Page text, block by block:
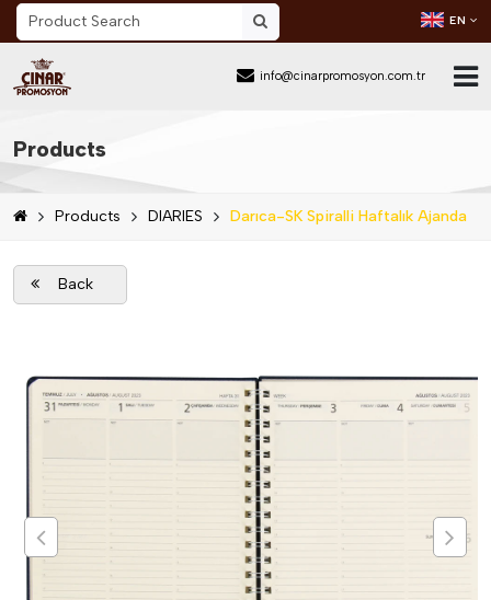
info@cinarpromosyon.com.tr
EN
About Us
Sector
Products
Blog
Products
Products DIARIES Darıca-SK Spiralli Haftalık Ajanda
Back